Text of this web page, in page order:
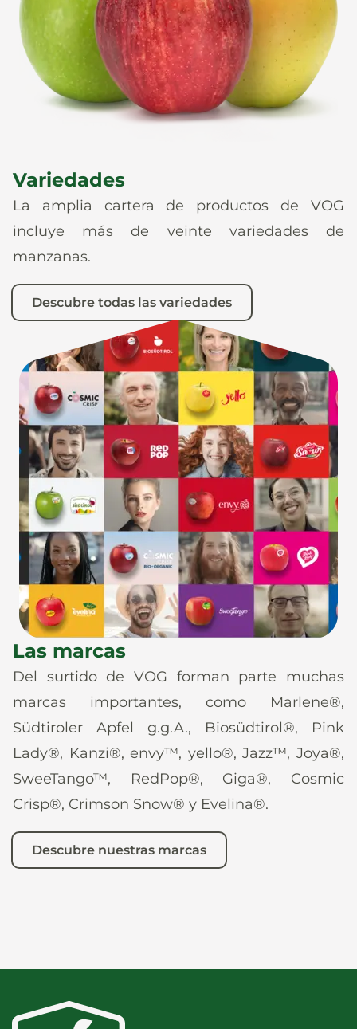
Noticias
En
Variedades
La amplia cartera de productos de VOG
incluye más de veinte variedades de
manzanas.
Descubre todas las variedades
Las marcas
Del surtido de VOG forman parte muchas
marcas importantes, como Marlene®,
Südtiroler Apfel g.g.A., Biosüdtirol®, Pink
Lady®, Kanzi®, envy™, yello®, Jazz™, Joya®,
SweeTango™, RedPop®, Giga®, Cosmic
Crisp®, Crimson Snow® y Evelina®.
Descubre nuestras marcas